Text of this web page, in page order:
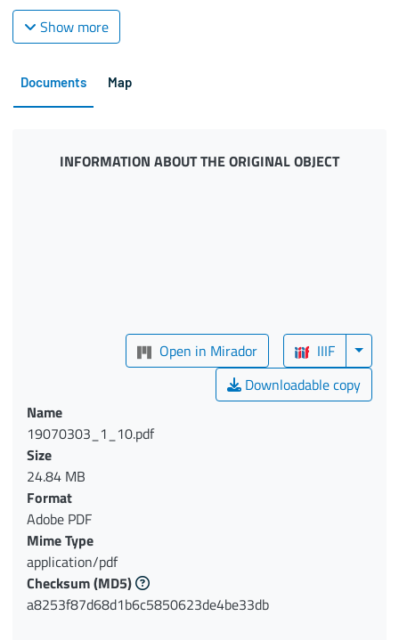
Show more
Documents Map
INFORMATION ABOUT THE ORIGINAL OBJECT
Open in Mirador
IIIF
Downloadable copy
Name
19070303_1_10.pdf
Size
24.84 MB
Format
Adobe PDF
Mime Type
application/pdf
Checksum(MD5)
a8253f87d68d1b6c5850623de4be33db